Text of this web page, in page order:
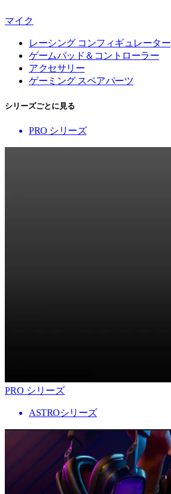
マイク
レーシング コンフィギュレーター
ゲームパッド＆コントローラー
アクセサリー
ゲーミング スペアパーツ
シリーズごとに見る
PRO シリーズ
PRO シリーズ
ASTROシリーズ